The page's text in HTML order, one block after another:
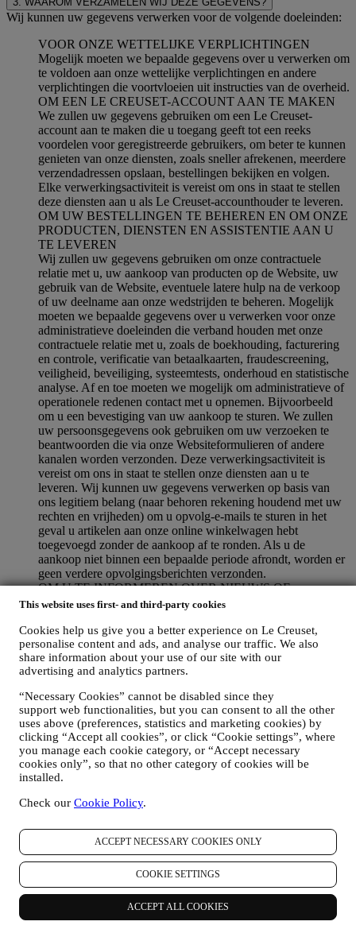
This website uses first- and third-party cookies
Cookies help us give you a better experience on Le Creuset,
personalise content and ads, and analyse our traffic. We also
share information about your use of our site with our
advertising and analytics partners.
“Necessary Cookies” cannot be disabled since they
support web functionalities, but you can consent to all the other
uses above (preferences, statistics and marketing cookies) by
clicking “Accept all cookies”, or click “Cookie settings”, where
you manage each cookie category, or “Accept necessary
cookies only”, so that no other category of cookies will be
installed.
Check our Cookie Policy.
ACCEPT NECESSARY COOKIES ONLY
COOKIE SETTINGS
ACCEPT ALL COOKIES
Wij kunnen uw gegevens verwerken voor de volgende doeleinden:
VOOR ONZE WETTELIJKE VERPLICHTINGEN
Mogelijk moeten we bepaalde gegevens over u verwerken om
te voldoen aan onze wettelijke verplichtingen en andere
verplichtingen die voortvloeien uit instructies van de overheid.
OM EEN LE CREUSET-ACCOUNT AAN TE MAKEN
We zullen uw gegevens gebruiken om een Le Creuset-
account aan te maken die u toegang geeft tot een reeks
voordelen voor geregistreerde gebruikers, om beter te kunnen
genieten van onze diensten, zoals sneller afrekenen, meerdere
verzendadressen opslaan, bestellingen bekijken en volgen.
Elke verwerkingsactiviteit is vereist om ons in staat te stellen
deze diensten aan u als Le Creuset-accounthouder te leveren.
OM UW BESTELLINGEN TE BEHEREN EN OM ONZE
PRODUCTEN, DIENSTEN EN ASSISTENTIE AAN U
TE LEVEREN
Wij zullen uw gegevens gebruiken om onze contractuele
relatie met u, uw aankoop van producten op de Website, uw
gebruik van de Website, eventuele latere hulp na de verkoop
of uw deelname aan onze wedstrijden te beheren. Mogelijk
moeten we bepaalde gegevens over u verwerken voor onze
administratieve doeleinden die verband houden met onze
contractuele relatie met u, zoals de boekhouding, facturering
en controle, verificatie van betaalkaarten, fraudescreening,
veiligheid, beveiliging, systeemtests, onderhoud en statistische
analyse. Af en toe moeten we mogelijk om administratieve of
operationele redenen contact met u opnemen. Bijvoorbeeld
om u een bevestiging van uw aankoop te sturen. We zullen
uw persoonsgegevens ook gebruiken om uw verzoeken te
beantwoorden die via onze Websiteformulieren of andere
kanalen worden verzonden. Deze verwerkingsactiviteit is
vereist om ons in staat te stellen onze diensten aan u te
leveren. Wij kunnen uw gegevens verwerken op basis van
ons legitiem belang (naar behoren rekening houdend met uw
rechten en vrijheden) om u opvolg-e-mails te sturen in het
geval u artikelen aan onze online winkelwagen hebt
toegevoegd zonder de aankoop af te ronden. Als u de
aankoop niet binnen een bepaalde periode afrondt, worden er
geen verdere opvolgingsberichten verzonden.
OM U TE INFORMEREN OVER NIEUWS OF
AANBIEDINGEN VAN LE CREUSET-PRODUCTEN
door u aan te melden voor onze nieuwsbrief wanneer u een
account aanmaakt op de Website), dan zullen wij u
gepersonaliseerde marketingcommunicatie en nieuws sturen
over initiatieven met betrekking tot Le Creuset die worden
lokale filialen en partners, die ook afhangen van uw
voorkeuren. Wij zullen contact met u opnemen via e-mail, sms
of sociale media, maar ook via geautomatiseerde middelen.
Dergelijke communicatie zal betrekking hebben op Le
Creuset-producten of op nieuwe winkelopeningen, exclusieve
evenementen, wedstrijden, enquêtes, demonstraties die
aanbiedingen die u misschien leuk vindt. Deze communicatie
op basis van de gegevens die we over u hebben, zoals uw
locatie of uw aankoopgeschiedenis of uw voorkeuren voor
onze producten. Wij zullen uw gegevens gebruiken om uw
interesses beter te begrijpen. Dit stelt ons in staat om onze
communicatie te personaliseren om deze relevanter en
interessanter te maken. Er zullen geen andere gevolgen zijn.
Wij verzamelen ook statistieken over het openen van e-mail